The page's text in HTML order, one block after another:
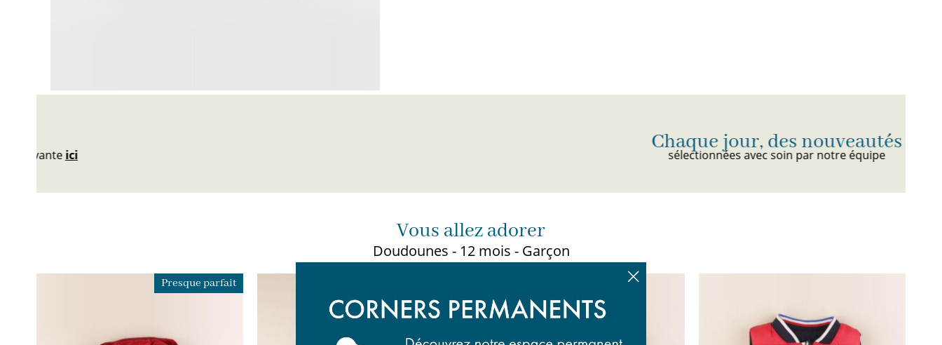
Vous allez adorer
Doudounes - 12 mois - Garçon
Presque parfait